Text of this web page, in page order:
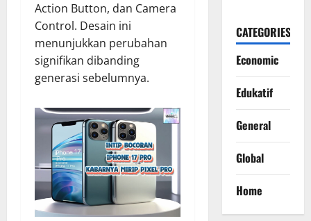
Action Button, dan Camera
Control. Desain ini
menunjukkan perubahan
signifikan dibanding
generasi sebelumnya.
CATEGORIES
Economic
Edukatif
General
Global
Home